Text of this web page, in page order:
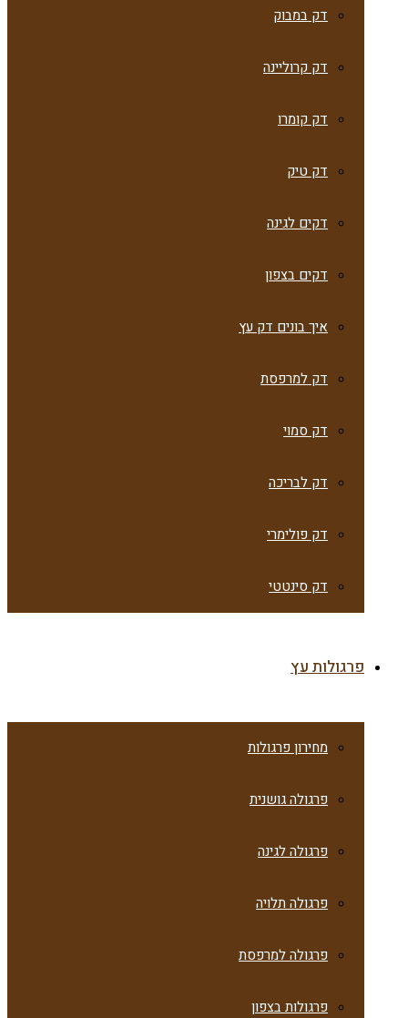
דק במבוק
דק קרוליינה
דק קומרו
דק טיק
דקים לגינה
דקים בצפון
איך בונים דק עץ
דק למרפסת
דק סמוי
דק לבריכה
דק פולימרי
דק סינטטי
פרגולות עץ
מחירון פרגולות
פרגולה גושנית
פרגולה לגינה
פרגולה תלויה
פרגולה למרפסת
פרגולות בצפון